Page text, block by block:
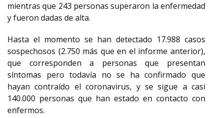
mientras que 243 personas superaron la enfermedad
y fueron dadas de alta.
Hasta el momento se han detectado 17.988 casos
sospechosos (2.750 más que en el informe anterior),
que corresponden a personas que presentan
síntomas pero todavía no se ha confirmado que
hayan contraído el coronavirus, y se sigue a casi
140.000 personas que han estado en contacto con
enfermos.